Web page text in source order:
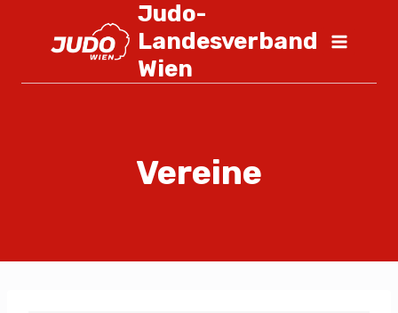
Judo-
Landesverband
Wien
Vereine